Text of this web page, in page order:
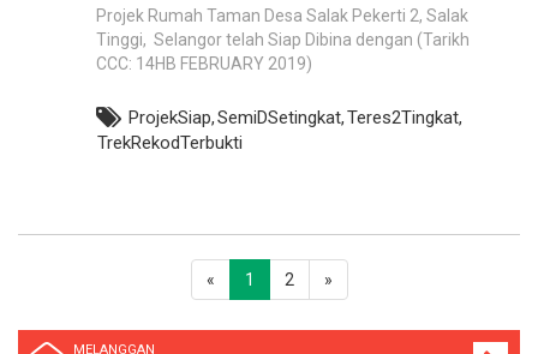
Projek Rumah Taman Desa Salak Pekerti 2, Salak
Tinggi, Selangor telah Siap Dibina dengan (Tarikh
CCC: 14HB FEBRUARY 2019)​
ProjekSiap,SemiDSetingkat,Teres2Tingkat,
TrekRekodTerbukti
« 1 2 »
MELANGGAN